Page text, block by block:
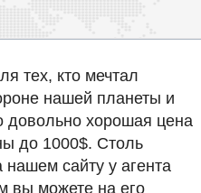
тех, кто мечтал
нашей планеты и
довольно хорошая цена
до 1000$. Столь
нашем сайту у агента
вы можете на его